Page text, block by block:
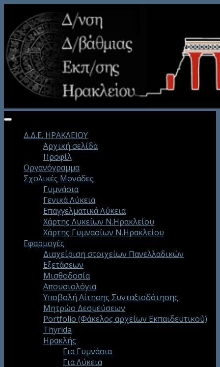
Δ.Δ.Ε. ΗΡΑΚΛΕΙΟΥ
Αρχική σελίδα
Προφίλ
Οργανόγραμμα
Σχολικές Μονάδες
Γυμνάσια
Γενικά Λύκεια
Επαγγελματικά Λύκεια
Χάρτης Λυκείων Ν.Ηρακλείου
Χάρτης Γυμνασίων Ν.Ηρακλείου
Εφαρμογές
Διαχείριση στοιχείων Πανελλαδικών
Εξετάσεων
Μισθοδοσία
Απουσιολόγια
Υποβολή Αίτησης Συνταξιοδότησης
Μητρώο Δεσμεύσεων
Portfolio (Φάκελος αρχείων Εκπαιδευτικού)
Thyrida
Ηρακλής
Για Γυμνάσια
Για Λύκεια